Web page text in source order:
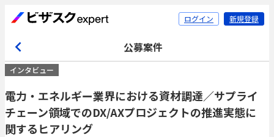
ログイン 新規登録
公募案件
インタビュー
電力・エネルギー業界における資材調達／サプライ
チェーン領域でのDX/AXプロジェクトの推進実態に
関するヒアリング